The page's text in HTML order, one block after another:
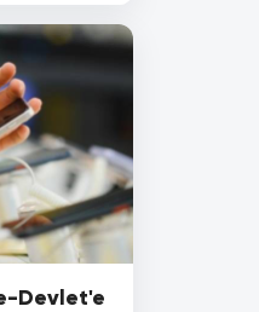
Devlet'e